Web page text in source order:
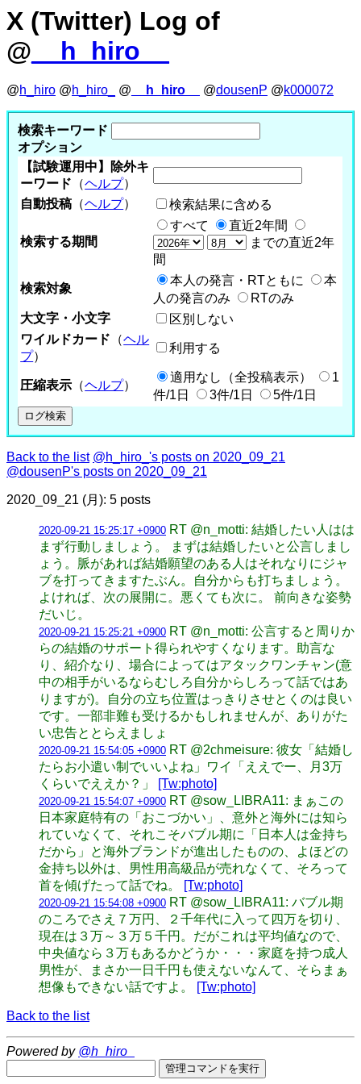
X (Twitter) Log of
@ __h_hiro__
@h_hiro @h_hiro_ @ __h_hiro__ @dousenP @k000072
検索キーワード
オプション
【試験運用中】除外キ
ーワード （ヘルプ）
自動投稿 （ヘルプ） 検索結果に含める
検索する期間
すべて
直近2年間
までの直近2年
間
検索対象
本人の発言・RTともに
本
人の発言のみ
RTのみ
大文字・小文字
区別しない
ワイルドカード （ヘル
プ）
利用する
圧縮表示 （ヘルプ）
適用なし（全投稿表示）
1
件/1日
3件/1日 5件/1日
Back to the list @h_hiro_'s posts on 2020_09_21
@dousenP's posts on 2020_09_21
2020_09_21 (月): 5 posts
2020-09-21 15:25:17 +0900 RT @n_motti: 結婚したい人はは
まず行動しましょう。 まずは結婚したいと公言しまし
ょう。脈があれば結婚願望のある人はそれなりにジャ
ブを打ってきますたぶん。自分からも打ちましょう。
よければ、次の展開に。悪くても次に。 前向きな姿勢
だいじ。
2020-09-21 15:25:21 +0900 RT @n_motti: 公言すると周りか
らの結婚のサポート得られやすくなります。助言な
り、紹介なり、場合によってはアタックワンチャン(意
中の相手がいるならむしろ自分からしろって話ではあ
りますが)。自分の立ち位置はっきりさせとくのは良い
です。一部非難も受けるかもしれませんが、ありがた
い忠告ととらえましょ
2020-09-21 15:54:05 +0900 RT @2chmeisure: 彼女「結婚し
たらお小遣い制でいいよね」ワイ「ええでー、月3万
くらいでええか？」
[Tw:photo]
2020-09-21 15:54:07 +0900 RT @sow_LIBRA11: まぁこの
日本家庭特有の「おこづかい」、意外と海外には知ら
れていなくて、それこそバブル期に「日本人は金持ち
だから」と海外ブランドが進出したものの、よほどの
金持ち以外は、男性用高級品が売れなくて、そろって
首を傾げたって話でね。
[Tw:photo]
2020-09-21 15:54:08 +0900 RT @sow_LIBRA11: バブル期
のころでさえ７万円、２千年代に入って四万を切り、
現在は３万～３万５千円。だがこれは平均値なので、
中央値なら３万もあるかどうか・・・家庭を持つ成人
男性が、まさか一日千円も使えないなんて、そらまぁ
想像もできない話ですよ。
[Tw:photo]
Back to the list
Powered by @h_hiro_